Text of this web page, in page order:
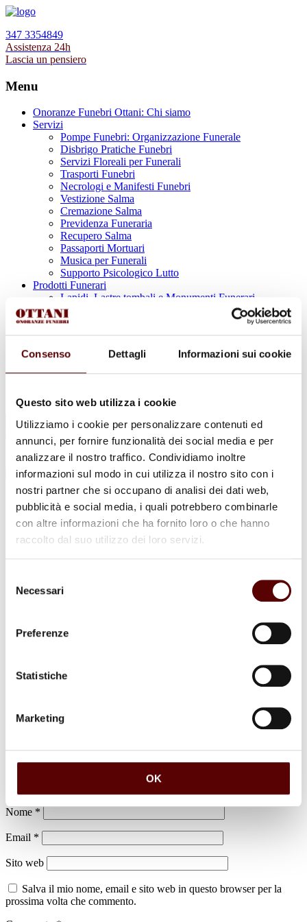
Consenso Dettagli Informazioni sui cookie
Questo sito web utilizza i cookie
Utilizziamo i cookie per personalizzare contenuti ed
annunci, per fornire funzionalità dei social media e per
analizzare il nostro traffico. Condividiamo inoltre
informazioni sul modo in cui utilizza il nostro sito con i
nostri partner che si occupano di analisi dei dati web,
pubblicità e social media, i quali potrebbero combinarle
con altre informazioni che ha fornito loro o che hanno
raccolto dal suo utilizzo dei loro servizi.
delNecessari
Preferenze
Statistiche
Marketing
OK
347 3354849
Assistenza 24h
Lascia un pensiero
Menu
Onoranze Funebri Ottani: Chi siamo
Servizi
Pompe Funebri: Organizzazione Funerale
Disbrigo Pratiche Funebri
Servizi Floreali per Funerali
Trasporti Funebri
Necrologi e Manifesti Funebri
Vestizione Salma
Cremazione Salma
Previdenza Funeraria
Recupero Salma
Passaporti Mortuari
Musica per Funerali
Supporto Psicologico Lutto
Prodotti Funerari
Lapidi, Lastre tombali e Monumenti Funerari
Urne Cinerarie
Allestimento Funebre
Cofani Funebri
In caso di decesso
Necrologi
News
Info e Contatti
Cerca
per:
Alfio Cesari
1 Settembre 1928 - 29 Luglio 2022
Lascia un commento
Il tuo indirizzo email non sarà pubblicato.
Nome *
Email *
Sito web
Salva il mio nome, email e sito web in questo browser per la
prossima volta che commento.